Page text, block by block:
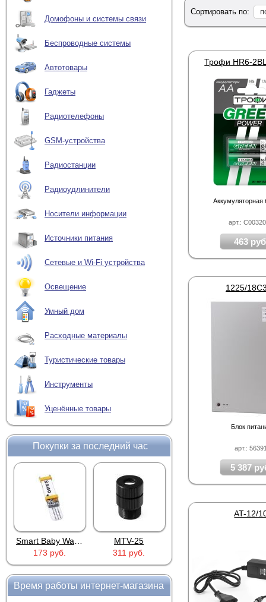
Домофоны и системы связи
Беспроводные системы
Автотовары
Гаджеты
Радиотелефоны
GSM-устройства
Радиостанции
Радиоудлинители
Носители информации
Источники питания
Сетевые и Wi-Fi устройства
Освещение
Умный дом
Расходные материалы
Туристические товары
Инструменты
Уценённые товары
Покупки за последний час
173 руб.
MTV-25
311 руб.
Время работы интернет-магазина
Сортировать по:
арт.:
Аккумуляторная
463
арт.:
1225/
Блок
5 387
AT-12/